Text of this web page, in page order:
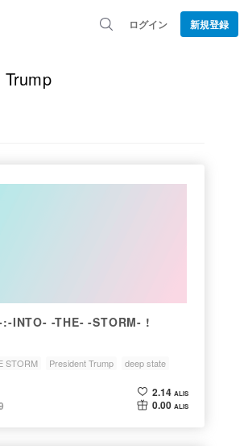
ログイン 新規登録
INTO- -THE- -STORM- !
STORM President Trump
deep state
2.14 ALIS
0.00 ALIS